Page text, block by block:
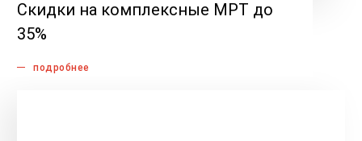
Скидки на комплексные МРТ до
35%
подробнее